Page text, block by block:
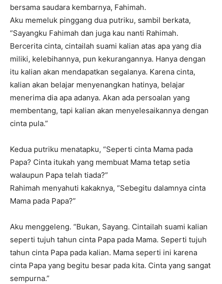
bersama saudara kembarnya, Fahimah.
Aku memeluk pinggang dua putriku, sambil berkata,
“Sayangku Fahimah dan juga kau nanti Rahimah.
Bercerita cinta, cintailah suami kalian atas apa yang dia
miliki, kelebihannya, pun kekurangannya. Hanya dengan
itu kalian akan mendapatkan segalanya. Karena cinta,
kalian akan belajar menyenangkan hatinya, belajar
menerima dia apa adanya. Akan ada persoalan yang
membentang, tapi kalian akan menyelesaikannya dengan
cinta pula.”
Kedua putriku menatapku, “Seperti cinta Mama pada
Papa? Cinta itukah yang membuat Mama tetap setia
walaupun Papa telah tiada?”
Rahimah menyahuti kakaknya, “Sebegitu dalamnya cinta
Mama pada Papa?”
Aku menggeleng. “Bukan, Sayang. Cintailah suami kalian
seperti tujuh tahun cinta Papa pada Mama. Seperti tujuh
tahun cinta Papa pada kalian. Mama seperti ini karena
cinta Papa yang begitu besar pada kita. Cinta yang sangat
sempurna.”